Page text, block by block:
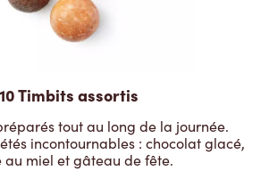
10 Timbits assortis
tout au long de la journée.
incontournables : chocolat glacé,
au miel et gâteau de fête.